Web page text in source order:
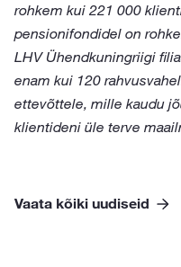
rohkem kui 221 000
pensionifondidel on
LHV Ühendkuningriigi
enam kui 120
ettevõttele, mille kaudu
klientideni üle terve
Vaata kõiki uudiseid